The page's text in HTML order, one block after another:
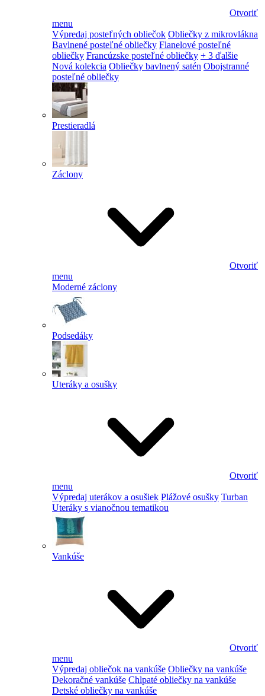
Otvoriť
menu
Výpredaj posteľných obliečok Obliečky z mikrovlákna
Bavlnené posteľné obliečky Flanelové posteľné
obliečky Francúzske posteľné obliečky + 3 ďalšie
Nová kolekcia Obliečky bavlnený satén Obojstranné
posteľné obliečky
Prestieradlá
Záclony
Otvoriť
menu
Moderné záclony
Podsedáky
Uteráky a osušky
Otvoriť
menu
Výpredaj uterákov a osušiek Plážové osušky Turban
Uteráky s vianočnou tematikou
Vankúše
Otvoriť
menu
Výpredaj obliečok na vankúše Obliečky na vankúše
Dekoračné vankúše Chlpaté obliečky na vankúše
Detské obliečky na vankúše